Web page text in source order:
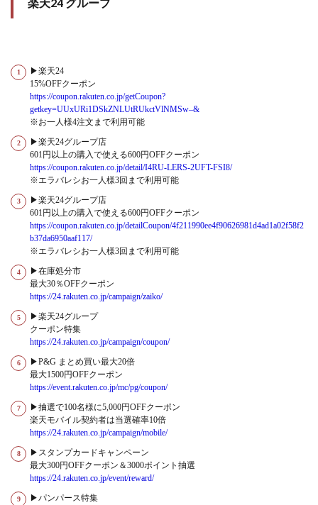
▶楽天24
15%OFFクーポン
https://coupon.rakuten.co.jp/getCoupon?
getkey=UUxURi1DSkZNLUtRUkctVlNMSw–&
※お一人様4注文まで利用可能
▶楽天24グループ店
601円以上の購入で使える600円OFFクーポン
https://coupon.rakuten.co.jp/detail/I4RU-LERS-2UFT-FSI8/
※エラバレシお一人様3回まで利用可能
▶楽天24グループ店
601円以上の購入で使える600円OFFクーポン
https://coupon.rakuten.co.jp/detailCoupon/4f211990ee4f90626981d4ad1a02f58f2
b37da6950aaf117/
※エラバレシお一人様3回まで利用可能
▶在庫処分市
最大30％OFFクーポン
https://24.rakuten.co.jp/campaign/zaiko/
▶楽天24グループ
クーポン特集
https://24.rakuten.co.jp/campaign/coupon/
▶P&G まとめ買い最大20倍
最大1500円OFFクーポン
https://event.rakuten.co.jp/mc/pg/coupon/
▶抽選で100名様に5,000円OFFクーポン
楽天モバイル契約者は当選確率10倍
https://24.rakuten.co.jp/campaign/mobile/
▶スタンプカードキャンペーン
最大300円OFFクーポン＆3000ポイント抽選
https://24.rakuten.co.jp/event/reward/
▶パンパース特集